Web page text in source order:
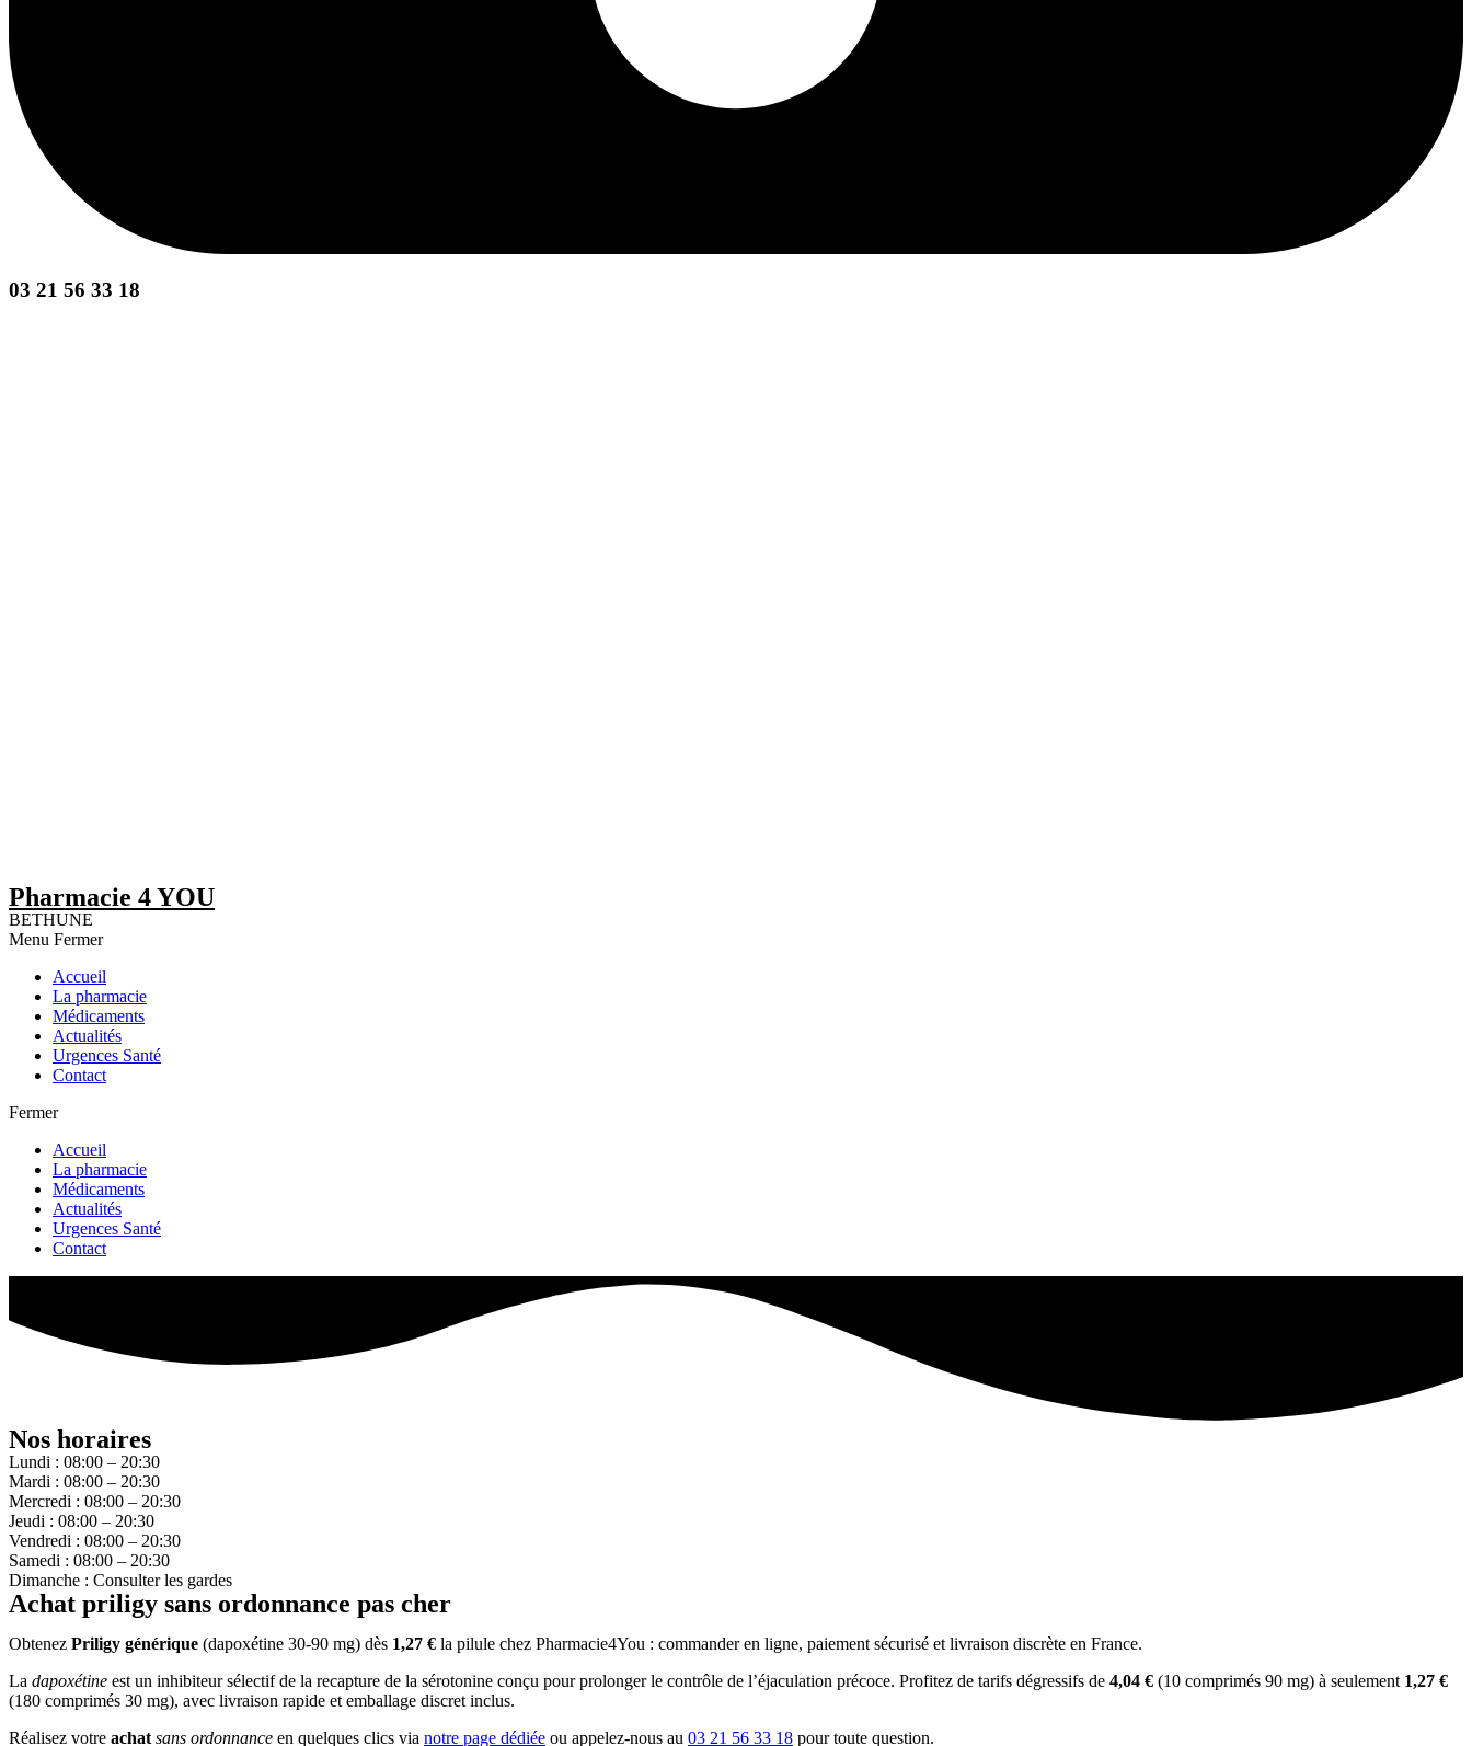
03 21 56 33 18
Pharmacie 4 YOU
BETHUNE
Menu Fermer
Accueil
La pharmacie
Médicaments
Actualités
Urgences Santé
Contact
Fermer
Accueil
La pharmacie
Médicaments
Actualités
Urgences Santé
Contact
Nos horaires
Lundi : 08:00 – 20:30
Mardi : 08:00 – 20:30
Mercredi : 08:00 – 20:30
Jeudi : 08:00 – 20:30
Vendredi : 08:00 – 20:30
Samedi : 08:00 – 20:30
Dimanche : Consulter les gardes
Achat priligy sans ordonnance pas cher
Obtenez Priligy générique (dapoxétine 30-90 mg) dès 1,27 € la pilule chez Pharmacie4You : commander en ligne, paiement sécurisé et livraison discrète en France.
La dapoxétine est un inhibiteur sélectif de la recapture de la sérotonine conçu pour prolonger le contrôle de l’éjaculation précoce. Profitez de tarifs dégressifs de 4,04 € (10 comprimés 90 mg) à seulement 1,27 €
(180 comprimés 30 mg), avec livraison rapide et emballage discret inclus.
Réalisez votre achat sans ordonnance en quelques clics via notre page dédiée ou appelez-nous au 03 21 56 33 18 pour toute question.